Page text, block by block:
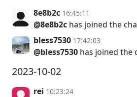
8e8b2c 16:45:11
@8e8b2c has joined the
bless7530 17:42:03
@bless7530 has joined the
2023-10-02
rei 10:23:24